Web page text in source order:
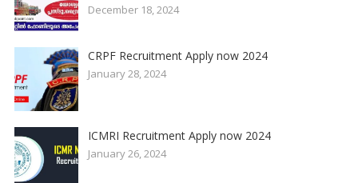
December 18, 2024
CRPF Recruitment Apply now 2024
January 28, 2024
ICMRI Recruitment Apply now 2024
January 26, 2024